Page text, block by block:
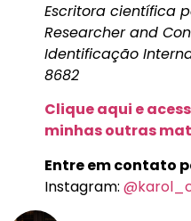
Escritora científica
Researcher and
Identificação
8682
Clique aqui e
minhas outras
Entre em contato
Instagram: